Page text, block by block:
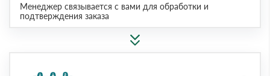
Менеджер связывается с вами для обработки и
подтверждения заказа